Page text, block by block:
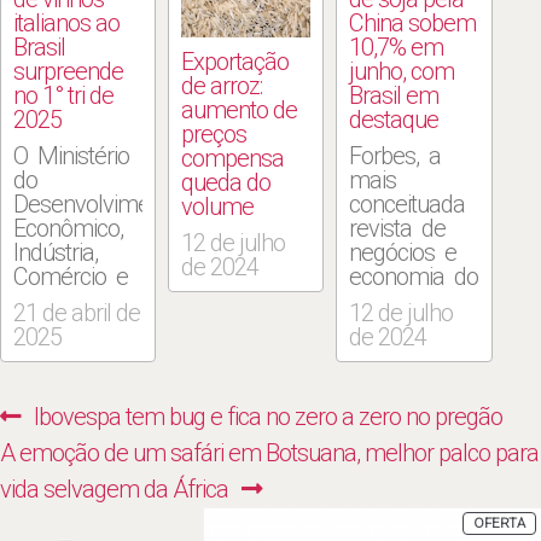
italianos ao
Brasil
surpreende
no 1° tri de
2025
O Ministério
do
Desenvolvimento
Econômico,
Indústria,
Comércio e
Serviços
revelou que
a exportação
Brasil
continua
aquecida em
2025. Nos
21 de abril de
2025
Exportação
de arroz:
aumento de
preços
compensa
queda do
volume
12 de julho
de 2024
China sobem
10,7% em
junho, com
Brasil em
destaque
Forbes, a
mais
conceituada
revista de
negócios e
economia do
mundo. As
importações
de soja da
aumentaram
10,7% em
relação ao
12 de julho
de 2024
Navegação
de
Post
Previous
post:
Ibovespa tem bug e fica no zero a zero no pregão
Next
post:
A emoção de um safári em Botsuana, melhor palco para
vida selvagem da África
OFERTA